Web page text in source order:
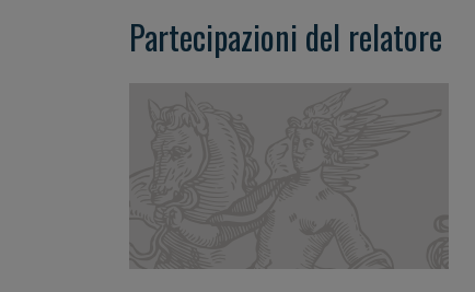
Partecipazioni del relatore